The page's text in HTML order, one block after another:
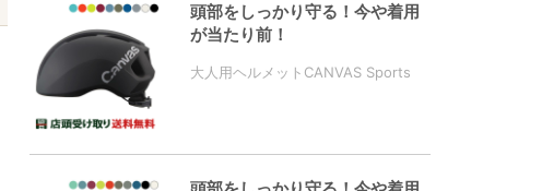
頭部をしっかり守る！今や着用
が当たり前！
大人用ヘルメットCANVAS Sports